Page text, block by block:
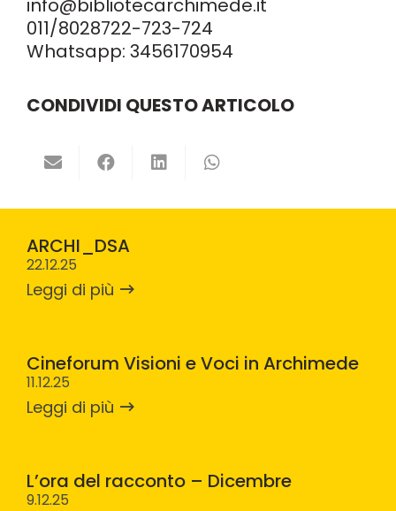
info@bibliotecarchimede.it
011/8028722-723-724
Whatsapp: 3456170954
CONDIVIDI QUESTO ARTICOLO
ARCHI_DSA
22.12.25
Leggi di più
Cineforum Visioni e Voci in Archimede
11.12.25
Leggi di più
L’ora del racconto – Dicembre
9.12.25